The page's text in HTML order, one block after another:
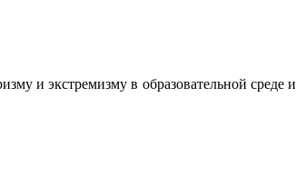
и экстремизму в образовательной среде и